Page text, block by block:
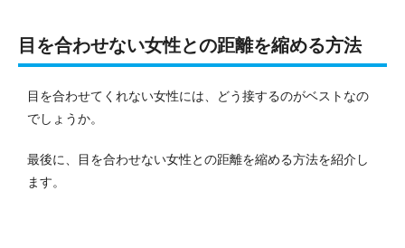
目を合わせない女性との距離を縮める方法
目を合わせてくれない女性には、どう接するのがベストなの
でしょうか。
最後に、目を合わせない女性との距離を縮める方法を紹介し
ます。